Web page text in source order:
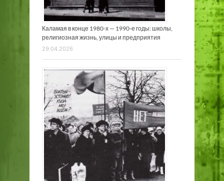
Каламая в конце 1980-х — 1990-е годы: школы,
религиозная жизнь, улицы и предприятия
29.04.2026